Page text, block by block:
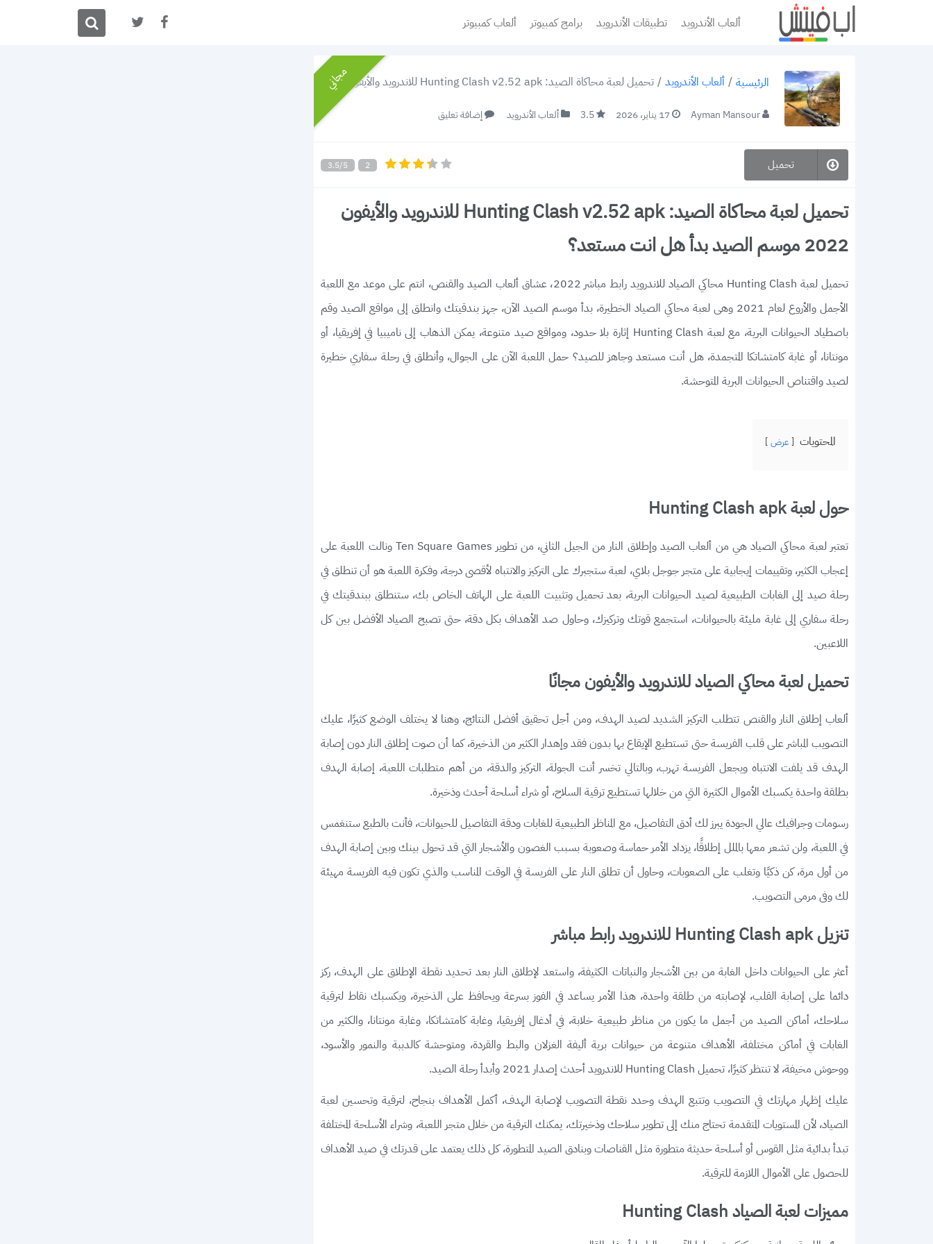
ألعاب الأندرويد تطبيقات الأندرويد برامج كمبيوتر ألعاب كمبيوتر
الرئيسية / ألعاب الأندرويد / تحميل لعبة محاكاة الصيد: Hunting Clash v2.52 apk للاندرويد والأيفون 2022 موسم الصيد بدأ هل انت مستعد؟
Ayman Mansour 17 يناير، 2026 3.5 ألعاب الأندرويد إضافة تعليق
مجاني
3.5/5 2 تحميل
تحميل لعبة محاكاة الصيد: Hunting Clash v2.52 apk للاندرويد والأيفون
2022 موسم الصيد بدأ هل انت مستعد؟
تحميل لعبة Hunting Clash محاكي الصياد للاندرويد رابط مباشر 2022، عشاق ألعاب الصيد والقنص، انتم على موعد مع اللعبة
الأجمل والأروع لعام 2021 وهى لعبة محاكي الصياد الخطيرة، بدأ موسم الصيد الآن، جهز بندقيتك وانطلق إلى مواقع الصيد وقم
باصطياد الحيوانات البرية، مع لعبة Hunting Clash إثارة بلا حدود، ومواقع صيد متنوعة، يمكن الذهاب إلى ناميبيا في إفريقيا، أو
مونتانا، أو غابة كامتشاتكا المتجمدة، هل أنت مستعد وجاهز للصيد؟ حمل اللعبة الآن على الجوال، وأنطلق في رحلة سفاري خطيرة
لصيد واقتناص الحيوانات البرية المتوحشة.
المحتويات عرض
حول لعبة Hunting Clash apk
تعتبر لعبة محاكي الصياد هي من ألعاب الصيد وإطلاق النار من الجيل الثاني، من تطوير Ten Square Games ونالت اللعبة على
إعجاب الكثير، وتقييمات إيجابية على متجر جوجل بلاي، لعبة ستجبرك على التركيز والانتباه لأقصى درجة، وفكرة اللعبة هو أن تنطلق في
رحلة صيد إلى الغابات الطبيعية لصيد الحيوانات البرية، بعد تحميل وتثبيت اللعبة على الهاتف الخاص بك، ستنطلق ببندقيتك في
رحلة سفاري إلى غابة مليئة بالحيوانات، استجمع قوتك وتركيزك، وحاول صد الأهداف بكل دقة، حتى تصبح الصياد الأفضل بين كل
اللاعبين.
تحميل لعبة محاكي الصياد للاندرويد والأيفون مجانًا
ألعاب إطلاق النار والقنص تتطلب التركيز الشديد لصيد الهدف، ومن أجل تحقيق أفضل النتائج، وهنا لا يختلف الوضع كثيرًا، عليك
التصويب المباشر على قلب الفريسة حتى تستطيع الإيقاع بها بدون فقد وإهدار الكثير من الذخيرة، كما أن صوت إطلاق النار دون إصابة
الهدف قد يلفت الانتباه ويجعل الفريسة تهرب، وبالتالي تخسر أنت الجولة، التركيز والدقة، من أهم متطلبات اللعبة، إصابة الهدف
بطلقة واحدة يكسبك الأموال الكثيرة التي من خلالها تستطيع ترقية السلاح، أو شراء أسلحة أحدث وذخيرة.
رسومات وجرافيك عالي الجودة يبرز لك أدق التفاصيل، مع المناظر الطبيعية للغابات ودقة التفاصيل للحيوانات، فأنت بالطبع ستنغمس
في اللعبة، ولن تشعر معها بالملل إطلاقًا، يزداد الأمر حماسة وصعوبة بسبب الغصون والأشجار التي قد تحول بينك وبين إصابة الهدف
من أول مرة، كن ذكيًا وتغلب على الصعوبات، وحاول أن تطلق النار على الفريسة في الوقت المناسب والذي تكون فيه الفريسة مهيئة
لك وفى مرمى التصويب.
تنزيل Hunting Clash apk للاندرويد رابط مباشر
أعثر على الحيوانات داخل الغابة من بين الأشجار والنباتات الكثيفة، واستعد لإطلاق النار بعد تحديد نقطة الإطلاق على الهدف، ركز
دائما على إصابة القلب، لإصابته من طلقة واحدة، هذا الأمر يساعد في الفوز بسرعة ويحافظ على الذخيرة، ويكسبك نقاط لترقية
سلاحك، أماكن الصيد من أجمل ما يكون من مناظر طبيعية خلابة، في أدغال إفريقيا، وغابة كامتشاتكا، وغابة مونتانا، والكثير من
الغابات في أماكن مختلفة، الأهداف متنوعة من حيوانات برية أليفة الغزلان والبط والقردة، ومتوحشة كالدببة والنمور والأسود،
ووحوش مخيفة، لا تنتظر كثيرًا، تحميل Hunting Clash للاندرويد أحدث إصدار 2021 وأبدأ رحلة الصيد.
عليك إظهار مهارتك في التصويب وتتبع الهدف وحدد نقطة التصويب لإصابة الهدف، أكمل الأهداف بنجاح، لترقية وتحسين لعبة
الصياد، لأن المستويات المتقدمة تحتاج منك إلى تطوير سلاحك وذخيرتك، يمكنك الترقية من خلال متجر اللعبة، وشراء الأسلحة المختلفة
تبدأ بدائية مثل القوس أو أسلحة حديثة متطورة مثل القناصات وبنادق الصيد المتطورة، كل ذلك يعتمد على قدرتك في صيد الأهداف
للحصول على الأموال اللازمة للترقية.
مميزات لعبة الصياد Hunting Clash